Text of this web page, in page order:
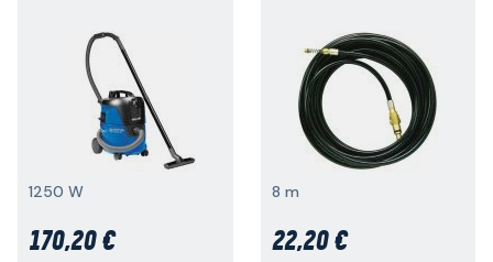
1250 W
170,20 €
8 m
22,20 €